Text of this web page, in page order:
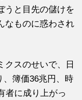
うと目先の儲けを
なものに惑わされ
クスのせいで、日
、簿価36兆円、時
者に成り上がっ